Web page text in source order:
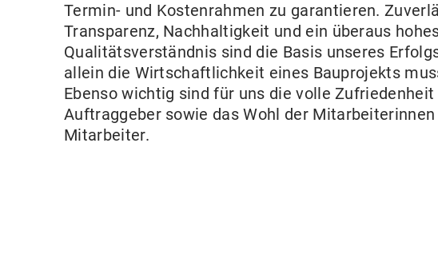
Termin- und Kostenrahmen zu garantieren.
Transparenz, Nachhaltigkeit und ein überaus
Qualitätsverständnis sind die Basis unseres
allein die Wirtschaftlichkeit eines Bauprojekts
Ebenso wichtig sind für uns die volle
Auftraggeber sowie das Wohl der Mitarbeiterinnen
Mitarbeiter.